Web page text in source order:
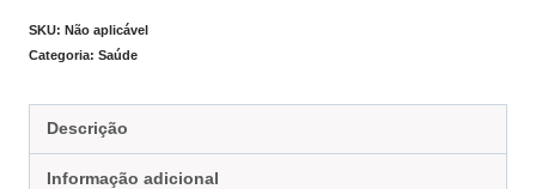
SKU: Não aplicável
Categoria: Saúde
Descrição
Informação adicional